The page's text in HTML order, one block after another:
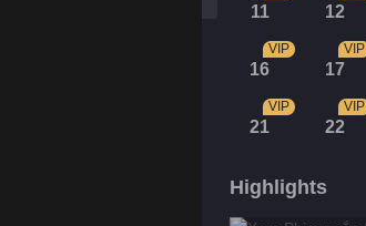
11 12
16
VIP
17
VIP
21
VIP
22
VIP
Highlights